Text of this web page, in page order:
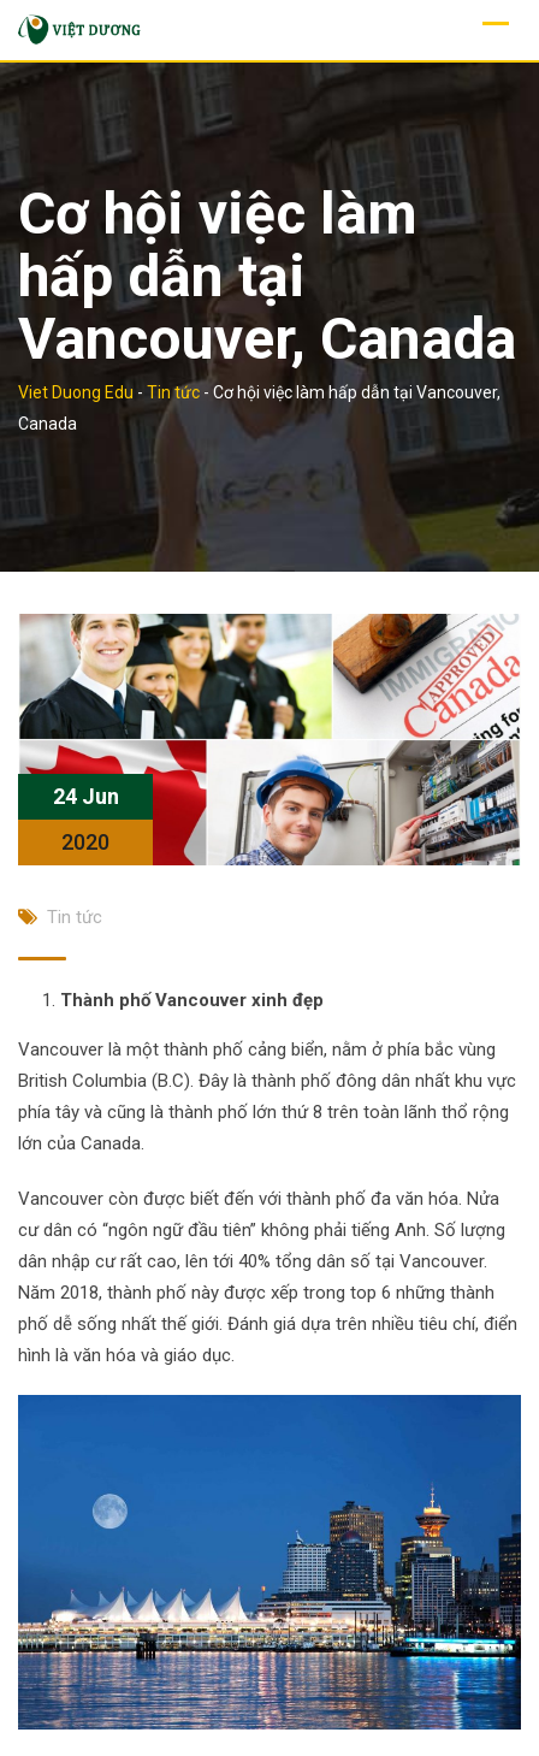
Skip
content
Cơ hội việc làm
hấp dẫn tại
Vancouver, Canada
Viet Duong Edu - Tin tức - Cơ hội việc làm hấp dẫn tại Vancouver,
Canada
24 Jun
2020
Tin tức
Thành phố Vancouver xinh đẹp
Vancouver là một thành phố cảng biển, nằm ở phía bắc vùng
British Columbia (B.C). Đây là thành phố đông dân nhất khu vực
phía tây và cũng là thành phố lớn thứ 8 trên toàn lãnh thổ rộng
lớn của Canada.
Vancouver còn được biết đến với thành phố đa văn hóa. Nửa
cư dân có “ngôn ngữ đầu tiên” không phải tiếng Anh. Số lượng
dân nhập cư rất cao, lên tới 40% tổng dân số tại Vancouver.
Năm 2018, thành phố này được xếp trong top 6 những thành
phố dễ sống nhất thế giới. Đánh giá dựa trên nhiều tiêu chí, điển
hình là văn hóa và giáo dục.